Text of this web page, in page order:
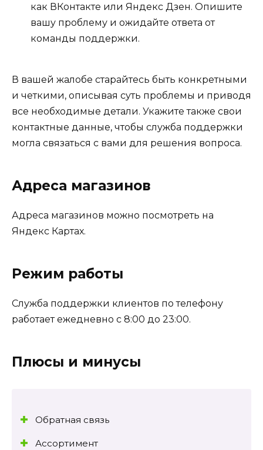
как ВКонтакте или Яндекс Дзен. Опишите
вашу проблему и ожидайте ответа от
команды поддержки.
В вашей жалобе старайтесь быть конкретными
и четкими, описывая суть проблемы и приводя
все необходимые детали. Укажите также свои
контактные данные, чтобы служба поддержки
могла связаться с вами для решения вопроса.
Адреса магазинов
Адреса магазинов можно посмотреть на
Яндекс Картах.
Режим работы
Служба поддержки клиентов по телефону
работает ежедневно с 8:00 до 23:00.
Плюсы и минусы
Обратная связь
Ассортимент